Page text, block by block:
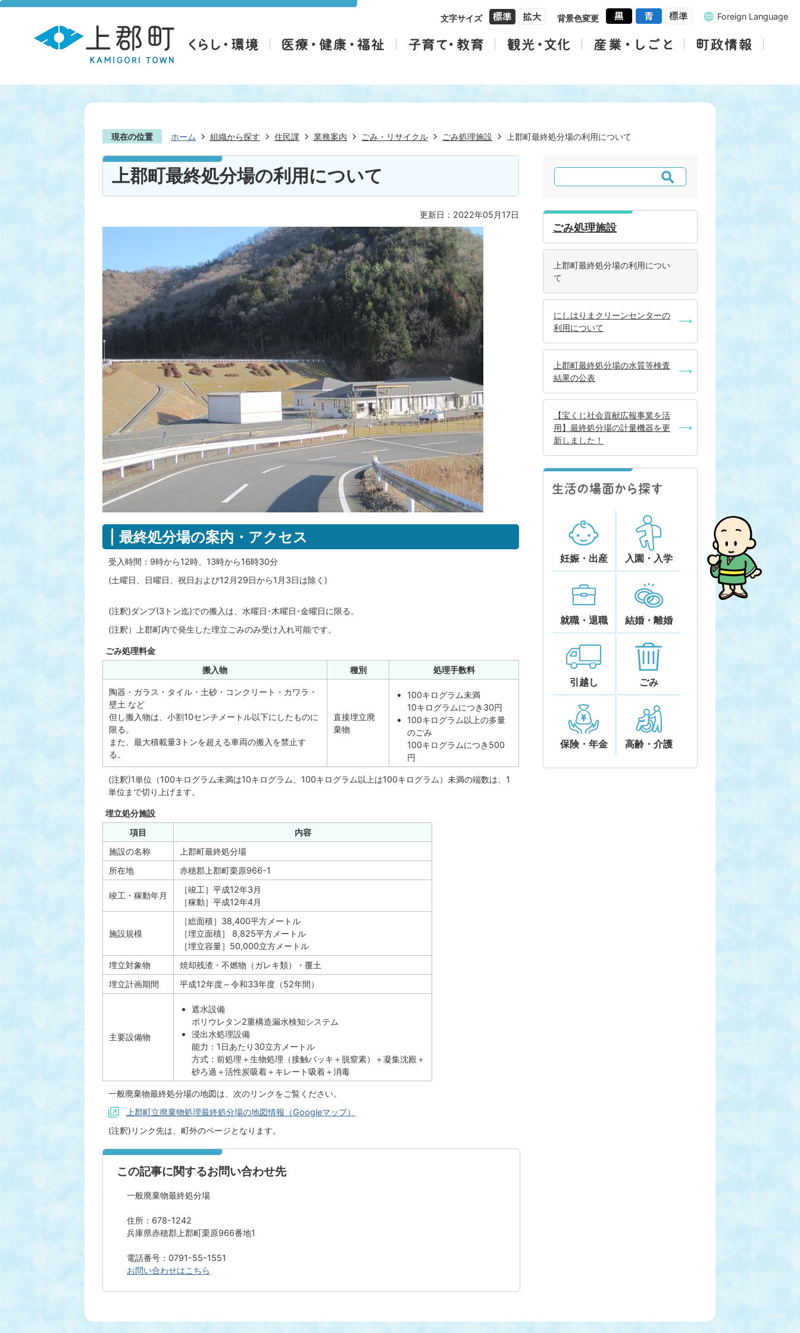
文字サイズ 背景色変更 Foreign Language
現在の位置 ホーム 組織から探す 住民課 業務案内 ごみ・リサイクル ごみ処理施設 上郡町最終処分場の利用について
上郡町最終処分場の利用について
更新日：2022年05月17日
最終処分場の案内・アクセス
受入時間：9時から12時、13時から16時30分
(土曜日、日曜日、祝日および12月29日から1月3日は除く)
(注釈)ダンプ(3トン迄)での搬入は、水曜日･木曜日･金曜日に限る。
(注釈）上郡町内で発生した埋立ごみのみ受け入れ可能です。
ごみ処理料金
搬入物
種別 処理手数料
陶器・ガラス・タイル・土砂・コンクリート・カワラ・
壁土 など
但し搬入物は、小割10センチメートル以下にしたものに
限る。
また、最大積載量3トンを超える車両の搬入を禁止す
る。
直接埋立廃
棄物
100キログラム未満
10キログラムにつき30円
100キログラム以上の多量
のごみ
100キログラムにつき500
円
(注釈)1単位（100キログラム未満は10キログラム、100キログラム以上は100キログラム）未満の端数は、1
単位まで切り上げます。
埋立処分施設
項目
内容
施設の名称
上郡町最終処分場
所在地
赤穂郡上郡町栗原966-1
竣工・稼動年月
［竣工］平成12年3月
［稼動］平成12年4月
施設規模
［総面積］38,400平方メートル
［埋立面積］ 8,825平方メートル
［埋立容量］50,000立方メートル
埋立対象物
焼却残渣・不燃物（ガレキ類）・覆土
埋立計画期間
平成12年度～令和33年度（52年間）
主要設備物
遮水設備
ポリウレタン2重構造漏水検知システム
浸出水処理設備
能力：1日あたり30立方メートル
方式：前処理＋生物処理（接触バッキ＋脱窒素）＋凝集沈殿＋
砂ろ過＋活性炭吸着＋キレート吸着＋消毒
一般廃棄物最終処分場の地図は、次のリンクをご覧ください。
上郡町立廃棄物処理最終処分場の地図情報（Googleマップ）
(注釈)リンク先は、町外のページとなります。
この記事に関するお問い合わせ先
一般廃棄物最終処分場
住所：678-1242
兵庫県赤穂郡上郡町栗原966番地1
電話番号：0791-55-1551
お問い合わせはこちら
検
索
ごみ処理施設
上郡町最終処分場の利用につい
て
にしはりまクリーンセンターの
利用について
上郡町最終処分場の水質等検査
結果の公表
【宝くじ社会貢献広報事業を活
用】最終処分場の計量機器を更
新しました！
妊娠・出産 入園・入学
就職・退職 結婚・離婚
引越し ごみ
保険・年金 高齢・介護